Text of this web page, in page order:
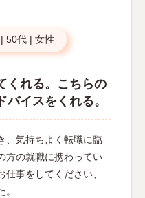
| 50代 | 女性
くれる。こちらの
イスをくれる。
、気持ちよく転職に臨
方の就職に携わってい
事をしてください、